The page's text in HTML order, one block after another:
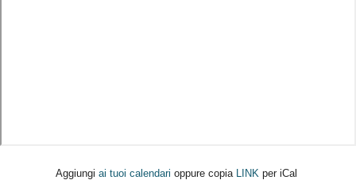
Aggiungi ai tuoi calendari oppure copia LINK per iCal